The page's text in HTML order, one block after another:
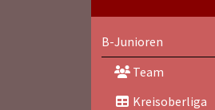
B-Junioren
Team
Kreisoberliga